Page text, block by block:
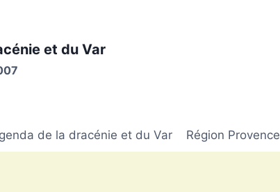
et du Var
de la dracénie et du Var Région Provence